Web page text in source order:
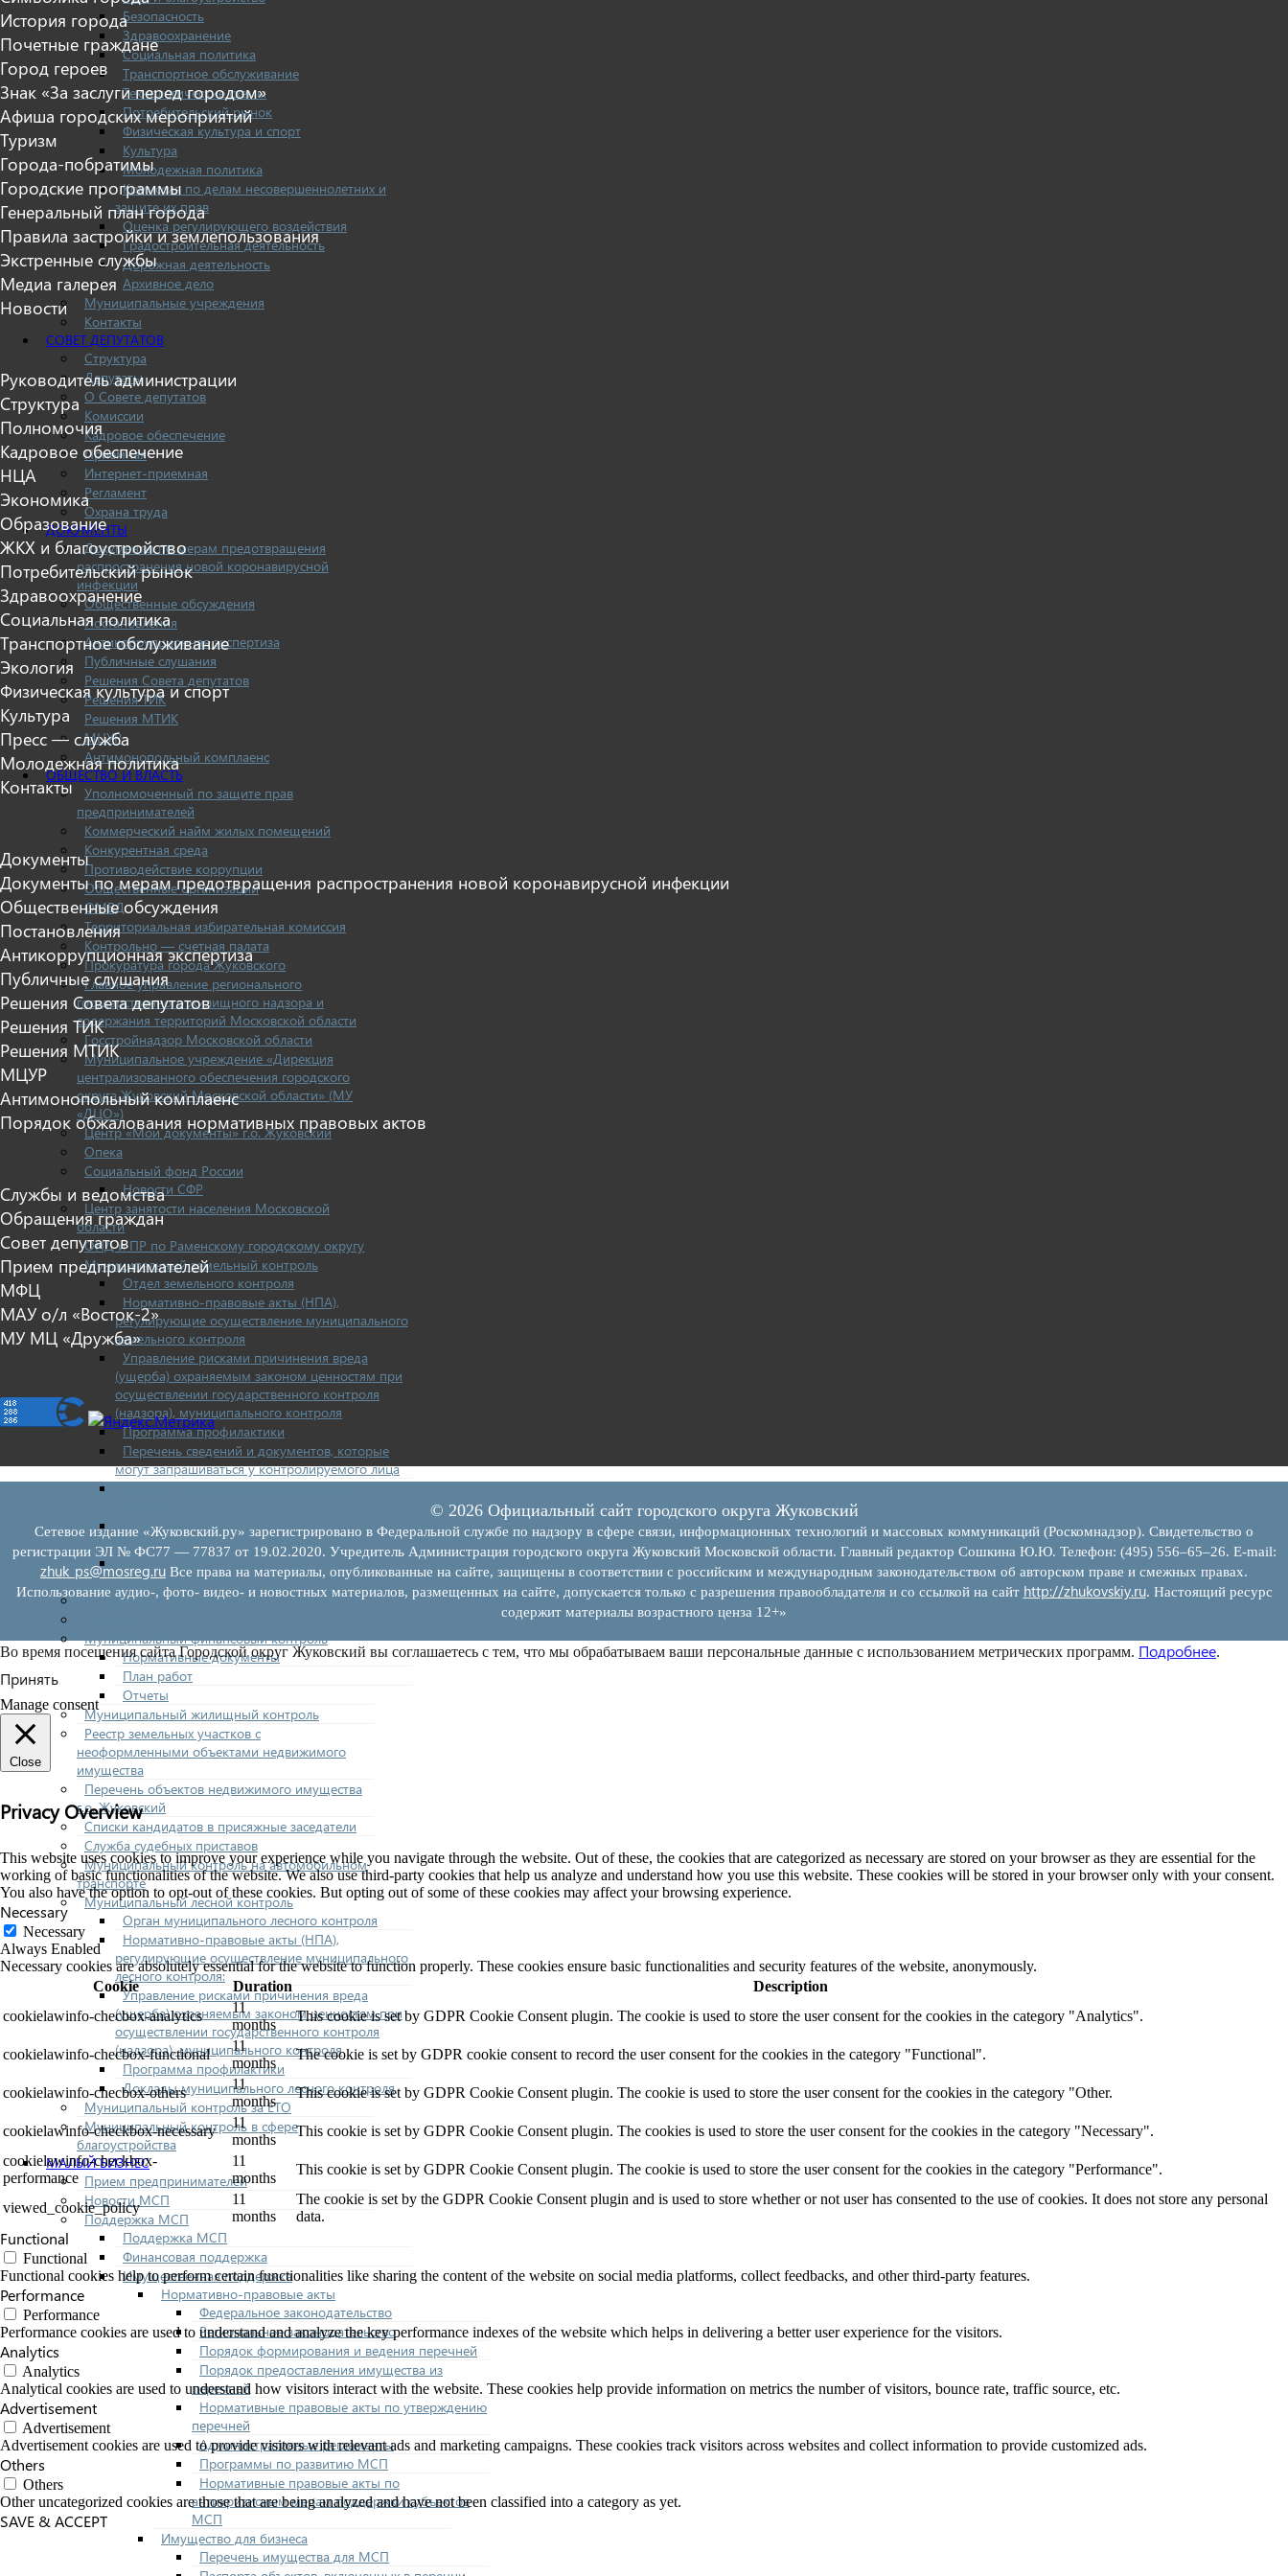
Безопасность
Здравоохранение
Социальная политика
Транспортное обслуживание
Технологические схемы
Потребительский рынок
Физическая культура и спорт
Культура
Молодежная политика
Комиссия по делам несовершеннолетних и
защите их прав
Оценка регулирующего воздействия
Градостроительная деятельность
Дорожная деятельность
Архивное дело
Муниципальные учреждения
Контакты
СОВЕТ ДЕПУТАТОВ
Структура
Депутаты
О Совете депутатов
Комиссии
Кадровое обеспечение
Приемная
Интернет-приемная
Регламент
Охрана труда
ДОКУМЕНТЫ
Документы по мерам предотвращения
распространения новой коронавирусной
инфекции
Общественные обсуждения
Постановления
Антикоррупционная экспертиза
Публичные слушания
Решения Совета депутатов
Решения ТИК
Решения МТИК
МЦУР
Антимонопольный комплаенс
ОБЩЕСТВО И ВЛАСТЬ
Уполномоченный по защите прав
предпринимателей
Коммерческий найм жилых помещений
Конкурентная среда
Противодействие коррупции
Общественные организации
ОМВД
Территориальная избирательная комиссия
Контрольно — счетная палата
Прокуратура города Жуковского
Главное управление регионального
государственного жилищного надзора и
содержания территорий Московской области
Госстройнадзор Московской области
Муниципальное учреждение «Дирекция
централизованного обеспечения городского
округа Жуковский Московской области» (МУ
«ДЦО»)
Центр «Мои документы» г.о. Жуковский
Опека
Социальный фонд России
Новости СФР
Центр занятости населения Московской
области
ОНД и ПР по Раменскому городскому округу
Муниципальный земельный контроль
Отдел земельного контроля
Нормативно-правовые акты (НПА),
регулирующие осуществление муниципального
земельного контроля
Управление рисками причинения вреда
(ущерба) охраняемым законом ценностям при
осуществлении государственного контроля
(надзора), муниципального контроля
Программа профилактики
Перечень сведений и документов, которые
могут запрашиваться у контролируемого лица
Доклады муниципального земельного
Проекты нормативно-правовых актов отдела
земельного контроля
Иные сведения о работе отдела земельного
контроля
Бюджет для граждан
Муниципальный финансовый контроль
Нормативные документы
План работ
Отчеты
Муниципальный жилищный контроль
Реестр земельных участков с
неоформленными объектами недвижимого
имущества
Перечень объектов недвижимого имущества
г.о. Жуковский
Списки кандидатов в присяжные заседатели
Служба судебных приставов
Муниципальный контроль на автомобильном
транспорте
Муниципальный лесной контроль
Орган муниципального лесного контроля
Нормативно-правовые акты (НПА),
регулирующие осуществление муниципального
лесного контроля:
Управление рисками причинения вреда
(ущерба) охраняемым законом ценностям при
осуществлении государственного контроля
(надзора), муниципального контроля
Программа профилактики
Доклады муниципального лесного контроля
Муниципальный контроль за ЕТО
Муниципальный контроль в сфере
благоустройства
МАЛЫЙ БИЗНЕС
Прием предпринимателей
Новости МСП
Поддержка МСП
Поддержка МСП
Финансовая поддержка
Имущественная поддержка
Нормативно-правовые акты
Федеральное законодательство
Региональное законодательство
Порядок формирования и ведения перечней
Порядок предоставления имущества из
перечней
Нормативные правовые акты по утверждению
перечней
Административные регламенты
Программы по развитию МСП
Нормативные правовые акты по
антикризисным мерам поддержки субъектов
МСП
Имущество для бизнеса
Перечень имущества для МСП
История города
Почетные граждане
Город героев
Знак «За заслуги перед городом»
Афиша городских мероприятий
Туризм
Города-побратимы
Городские программы
Генеральный план города
Правила застройки и землепользования
Экстренные службы
Медиа галерея
Новости
Руководитель администрации
Структура
Полномочия
Кадровое обеспечение
НЦА
Экономика
Образование
ЖКХ и благоустройство
Потребительский рынок
Здравоохранение
Социальная политика
Транспортное обслуживание
Экология
Физическая культура и спорт
Культура
Пресс — служба
Молодежная политика
Контакты
Документы
Документы по мерам предотвращения распространения новой коронавирусной инфекции
Общественные обсуждения
Постановления
Антикоррупционная экспертиза
Публичные слушания
Решения Совета депутатов
Решения ТИК
Решения МТИК
МЦУР
Антимонопольный комплаенс
Порядок обжалования нормативных правовых актов
Службы и ведомства
Обращения граждан
Совет депутатов
Прием предпринимателей
МФЦ
МАУ о/л «Восток-2»
МУ МЦ «Дружба»
© 2026 Официальный сайт городского округа Жуковский
Сетевое издание «Жуковский.ру» зарегистрировано в Федеральной службе по надзору в сфере связи, информационных технологий и массовых коммуникаций (Роскомнадзор). Свидетельство о
регистрации ЭЛ № ФС77 — 77837 от 19.02.2020. Учредитель Администрация городского округа Жуковский Московской области. Главный редактор Сошкина Ю.Ю. Телефон: (495) 556–65–26. E‑mail:
zhuk_ps@mosreg.ru Все права на материалы, опубликованные на сайте, защищены в соответствии с российским и международным законодательством об авторском праве и смежных правах.
Использование аудио-, фото- видео- и новостных материалов, размещенных на сайте, допускается только с разрешения правообладателя и со ссылкой на сайт http://zhukovskiy.ru. Настоящий ресурс
содержит материалы возрастного ценза 12+»
Во время посещения сайта Городской округ Жуковский вы соглашаетесь с тем, что мы обрабатываем ваши персональные данные с использованием метрических программ. Подробнее.
Принять
Manage consent
Close
Privacy Overview
This website uses cookies to improve your experience while you navigate through the website. Out of these, the cookies that are categorized as necessary are stored on your browser as they are essential for the
working of basic functionalities of the website. We also use third-party cookies that help us analyze and understand how you use this website. These cookies will be stored in your browser only with your consent.
You also have the option to opt-out of these cookies. But opting out of some of these cookies may affect your browsing experience.
Necessary
Necessary
Always Enabled
Necessary cookies are absolutely essential for the website to function properly. These cookies ensure basic functionalities and security features of the website, anonymously.
Cookie
Duration
Description
cookielawinfo-checbox-analytics
11
months
This cookie is set by GDPR Cookie Consent plugin. The cookie is used to store the user consent for the cookies in the category "Analytics".
cookielawinfo-checbox-functional
11
months
The cookie is set by GDPR cookie consent to record the user consent for the cookies in the category "Functional".
cookielawinfo-checbox-others
11
months
This cookie is set by GDPR Cookie Consent plugin. The cookie is used to store the user consent for the cookies in the category "Other.
cookielawinfo-checkbox-necessary
11
months
This cookie is set by GDPR Cookie Consent plugin. The cookies is used to store the user consent for the cookies in the category "Necessary".
cookielawinfo-checkbox-
performance
11
months
This cookie is set by GDPR Cookie Consent plugin. The cookie is used to store the user consent for the cookies in the category "Performance".
viewed_cookie_policy
11
months
The cookie is set by the GDPR Cookie Consent plugin and is used to store whether or not user has consented to the use of cookies. It does not store any personal
data.
Functional
Functional
Functional cookies help to perform certain functionalities like sharing the content of the website on social media platforms, collect feedbacks, and other third-party features.
Performance
Performance
Performance cookies are used to understand and analyze the key performance indexes of the website which helps in delivering a better user experience for the visitors.
Analytics
Analytics
Analytical cookies are used to understand how visitors interact with the website. These cookies help provide information on metrics the number of visitors, bounce rate, traffic source, etc.
Advertisement
Advertisement
Advertisement cookies are used to provide visitors with relevant ads and marketing campaigns. These cookies track visitors across websites and collect information to provide customized ads.
Others
Others
Other uncategorized cookies are those that are being analyzed and have not been classified into a category as yet.
SAVE & ACCEPT